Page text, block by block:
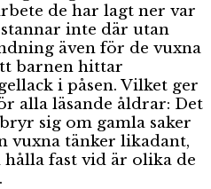
de har lagt ner var
inte där utan
även för de vuxna
barnen hittar
i påsen. Vilket ger
alla läsande åldrar: Det
sig om gamla saker
vuxna tänker likadant,
fast vid är olika de